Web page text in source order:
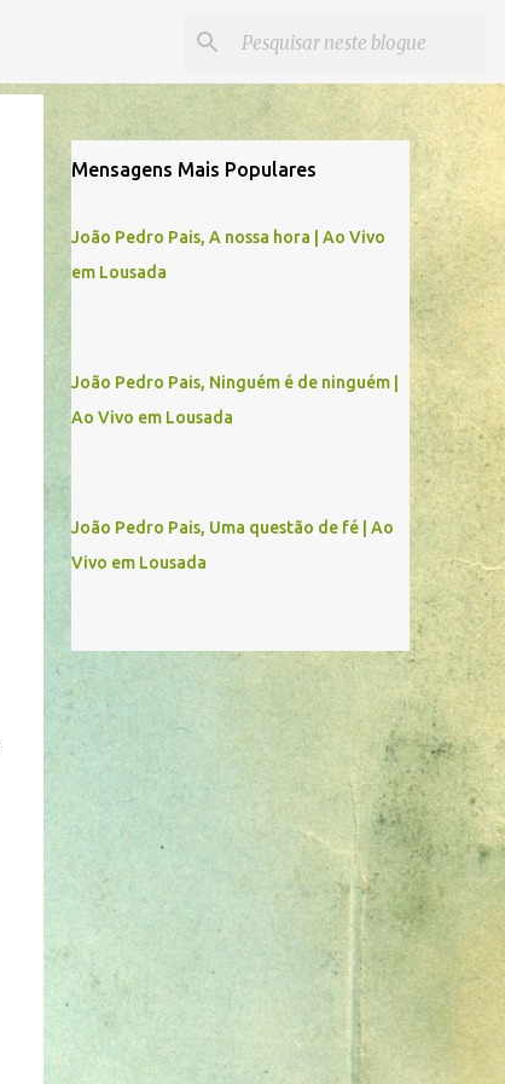
Mensagens Mais Populares
João Pedro Pais, A nossa hora | Ao Vivo
em Lousada
João Pedro Pais, Ninguém é de ninguém |
Ao Vivo em Lousada
João Pedro Pais, Uma questão de fé | Ao
Vivo em Lousada